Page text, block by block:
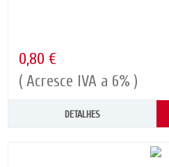
0,80 €
( Acresce IVA a 6% )
DETALHES